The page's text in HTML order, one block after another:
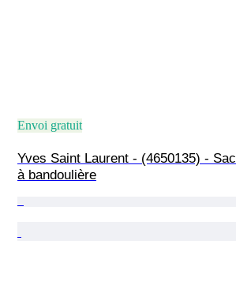
Envoi gratuit
Yves Saint Laurent - (4650135) - Sac
à bandoulière